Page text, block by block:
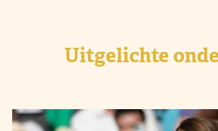
Uitgelichte